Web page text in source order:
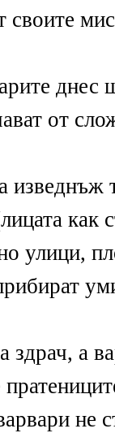
своите
днес
от
изведнъж
как
улици,
здрач, а
не